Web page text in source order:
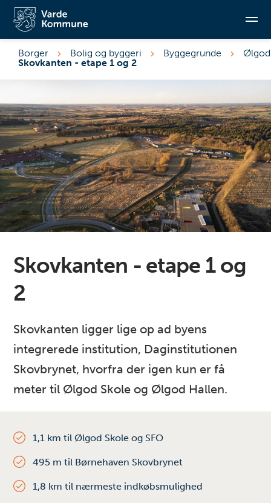
Borger Bolig og byggeri Byggegrunde
Ølgod
Skovkanten - etape 1 og 2
Skovkanten - etape 1 og
2
Skovkanten ligger lige op ad byens
integrerede institution, Daginstitutionen
Skovbrynet, hvorfra der igen kun er få
meter til Ølgod Skole og Ølgod Hallen.
1,1 km til Ølgod Skole og SFO
495 m til Børnehaven Skovbrynet
1,8 km til nærmeste indkøbsmulighed